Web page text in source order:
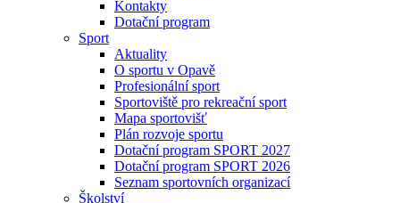
Kontakty
Dotační program
Sport
Aktuality
O sportu v Opavě
Profesionální sport
Sportoviště pro rekreační sport
Mapa sportovišť
Plán rozvoje sportu
Dotační program SPORT 2027
Dotační program SPORT 2026
Seznam sportovních organizací
Školství